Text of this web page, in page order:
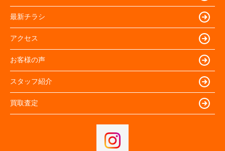
最新チラシ
アクセス
お客様の声
スタッフ紹介
買取査定